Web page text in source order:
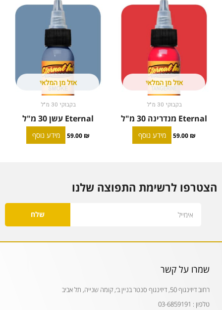
אזל מן המלאי
בקבוקי 30 מ"ל
Eternal מנדרינה 30 מ"ל
59.00 ₪ מידע נוסף
אזל מן המלאי
בקבוקי 30 מ"ל
Eternal עשן 30 מ"ל
59.00 ₪ מידע נוסף
הצטרפו לרשימת התפוצה שלנו
שלח
שמרו על קשר
רחוב דיזינגוף 50, דיזינגוף סנטר בניין ב׳, קומה שנייה, תל אביב
טלפון : 03-6859191